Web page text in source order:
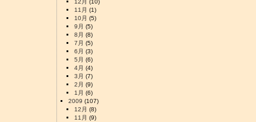
12月 (10)
11月 (1)
10月 (5)
9月 (5)
8月 (8)
7月 (5)
6月 (3)
5月 (6)
4月 (4)
3月 (7)
2月 (9)
1月 (6)
2009 (107)
12月 (8)
11月 (9)